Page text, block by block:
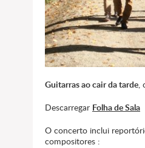
Guitarras ao cair da tarde,
Descarregar Folha de Sala
O concerto inclui
compositores :